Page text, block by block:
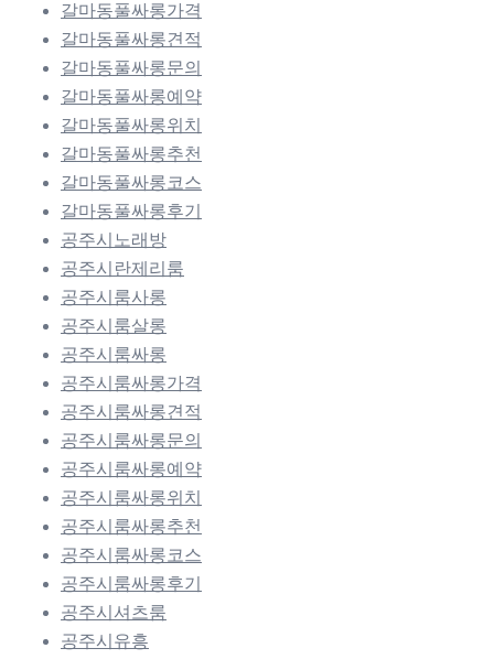
갈마동풀싸롱가격
갈마동풀싸롱견적
갈마동풀싸롱문의
갈마동풀싸롱예약
갈마동풀싸롱위치
갈마동풀싸롱추천
갈마동풀싸롱코스
갈마동풀싸롱후기
공주시노래방
공주시란제리룸
공주시룸사롱
공주시룸살롱
공주시룸싸롱
공주시룸싸롱가격
공주시룸싸롱견적
공주시룸싸롱문의
공주시룸싸롱예약
공주시룸싸롱위치
공주시룸싸롱추천
공주시룸싸롱코스
공주시룸싸롱후기
공주시셔츠룸
공주시유흥